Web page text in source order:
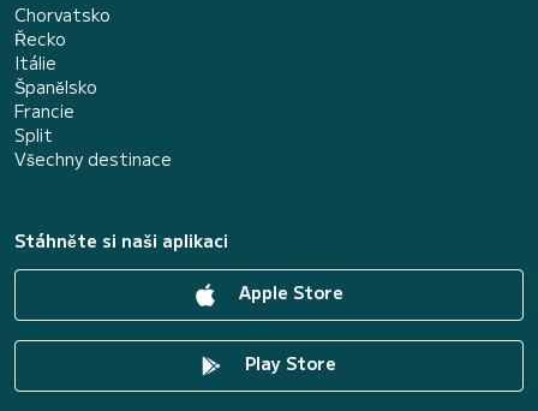
Chorvatsko
Řecko
Itálie
Španělsko
Francie
Split
Všechny destinace
Stáhněte si naši aplikaci
Apple Store
Play Store